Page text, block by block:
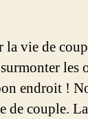
la vie de
les
endroit !
couple.